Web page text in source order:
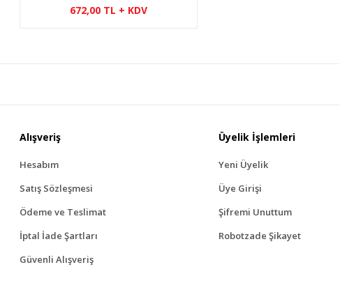
672,00 TL + KDV
Alışveriş
Hesabım
Satış Sözleşmesi
Ödeme ve Teslimat
İptal İade Şartları
Güvenli Alışveriş
Üyelik İşlemleri
Yeni Üyelik
Üye Girişi
Şifremi Unuttum
Robotzade Şikayet